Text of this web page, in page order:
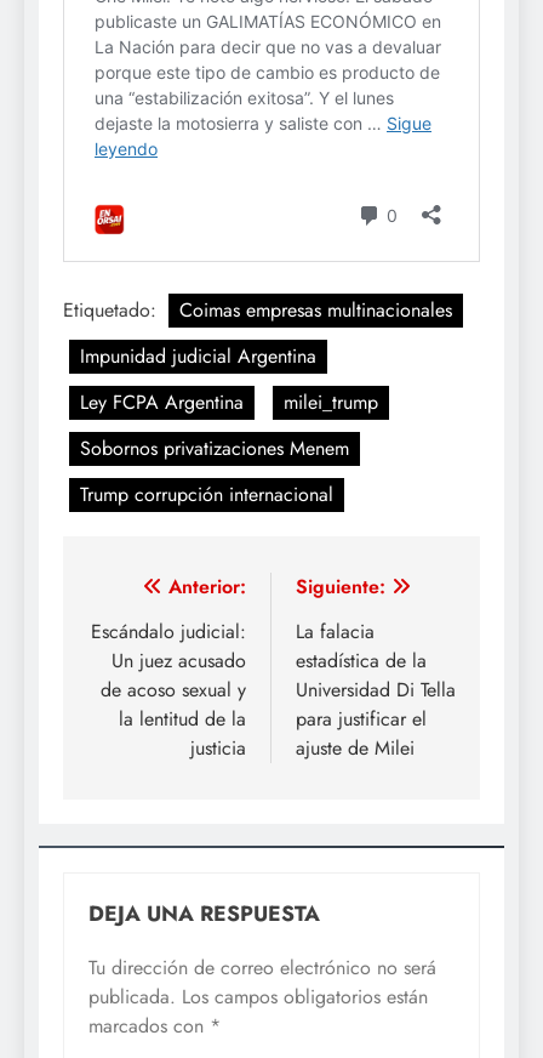
Etiquetado:
Coimas empresas multinacionales
Impunidad judicial Argentina
Ley FCPA Argentina
milei_trump
Sobornos privatizaciones Menem
Trump corrupción internacional
Navegación
de
entradas
Anterior:
Escándalo judicial:
Un juez acusado
de acoso sexual y
la lentitud de la
justicia
Siguiente:
La falacia
estadística de la
Universidad Di Tella
para justificar el
ajuste de Milei
DEJA UNA RESPUESTA
Tu dirección de correo electrónico no será
publicada. Los campos obligatorios están
marcados con *